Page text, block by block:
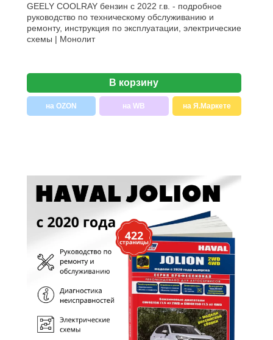
GEELY COOLRAY бензин с 2022 г.в. - подробное
руководство по техническому обслуживанию и
ремонту, инструкция по эксплуатации, электрические
схемы | Монолит
В корзину
на OZON на WB на Я.Маркете